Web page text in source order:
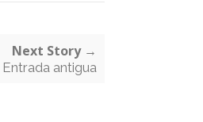
Next Story →
Entrada antigua